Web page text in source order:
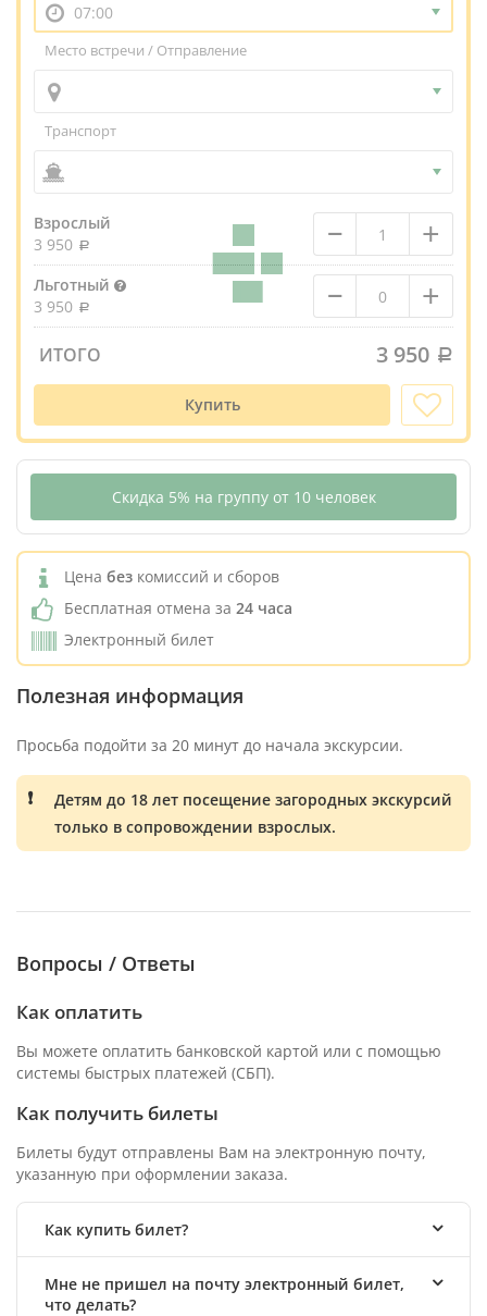
07:00
Место встречи / Отправление
Транспорт
Взрослый
3 950
– +
Льготный
3 950
– +
ИТОГО 3 950
Купить
Скидка 5% на группу от 10 человек
Цена без комиссий и сборов
Бесплатная отмена за 24 часа
Электронный билет
Полезная информация
Просьба подойти за 20 минут до начала экскурсии.
Детям до 18 лет посещение загородных экскурсий
только в сопровождении взрослых.
Вопросы / Ответы
Как оплатить
Вы можете оплатить банковской картой или с помощью
системы быстрых платежей (СБП).
Как получить билеты
Билеты будут отправлены Вам на электронную почту,
указанную при оформлении заказа.
Как купить билет?
Мне не пришел на почту электронный билет,
что делать?